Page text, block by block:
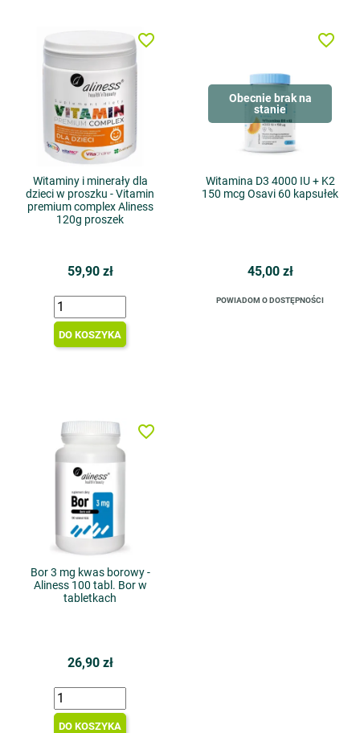
Witaminy i minerały dla
dzieci w proszku - Vitamin
premium complex Aliness
120g proszek
59,90 zł
DO KOSZYKA
favorite_border
Obecnie brak na
stanie
Witamina D3 4000 IU + K2
150 mcg Osavi 60 kapsułek
45,00 zł
POWIADOM O DOSTĘPNOŚCI
favorite_border
Bor 3 mg kwas borowy -
Aliness 100 tabl. Bor w
tabletkach
26,90 zł
DO KOSZYKA
favorite_border